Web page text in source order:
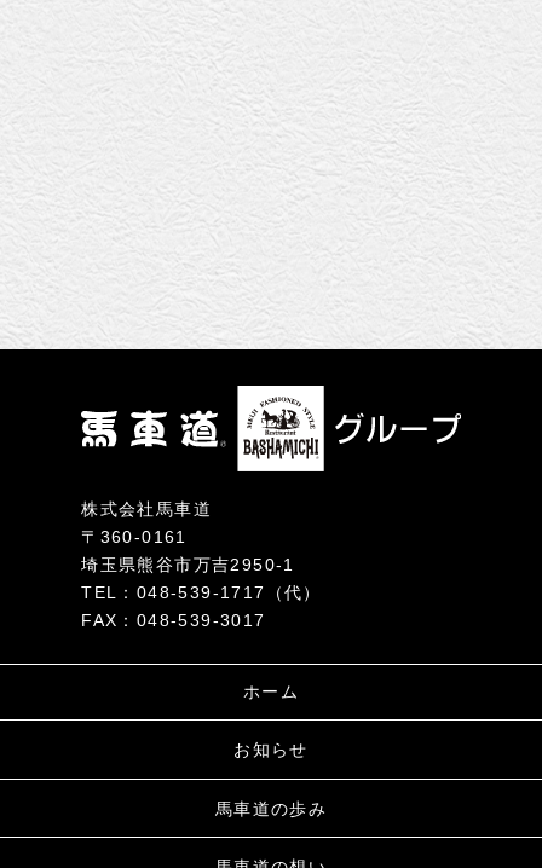
株式会社馬車道
〒360-0161
埼玉県熊谷市万吉2950-1
TEL：048-539-1717（代）
FAX：048-539-3017
ホーム
お知らせ
馬車道の歩み